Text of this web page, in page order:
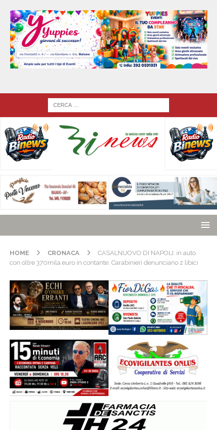
HOME CRONACA
CASALNUOVO DI NAPOLI: in auto
con oltre 370mila euro in contante. Carabinieri denunciano 2 libici